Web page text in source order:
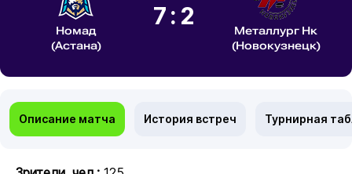
Номад
(Астана)
7:2
Металлург Нк
(Новокузнецк)
Описание матча История встреч Турнирная